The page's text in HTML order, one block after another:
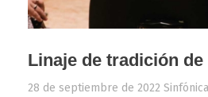
Linaje de tradición
28 de septiembre de 2022